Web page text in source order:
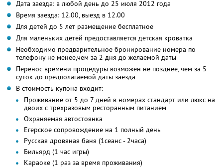
Дата заезда: в любой день до 25 июля 2012 года
Время заезда: 12.00, выезд в 12.00
Для детей до 5 лет размещение бесплатное
Для маленьких детей предоставляется детская кроватка
Необходимо предварительное бронирование номера по
телефону не менее,чем за 2 дня до желаемой даты
Перенос времени процедуры возможен не позднее, чем за 5
суток до предполагаемой даты заезда
В стоимость купона входит:
Проживание от 5 до 7 дней в номерах стандарт или люкс на
двоих с трехразовым ресторанным питанием
Охраняемая автостоянка
Егерское сопровождение на 1 полный день
Русская дровяная баня (1сеанс - 2часа)
Бильярд (1 час игры)
Караоке (1 раз за время проживания)